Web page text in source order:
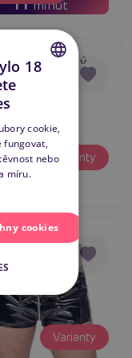
11 minut
dárek
Set, pánský
sexy
Kč Varianty
C22
Kč Varianty
ENGLISH
18
cookie,
fungovat,
nebo
míru.
cookies